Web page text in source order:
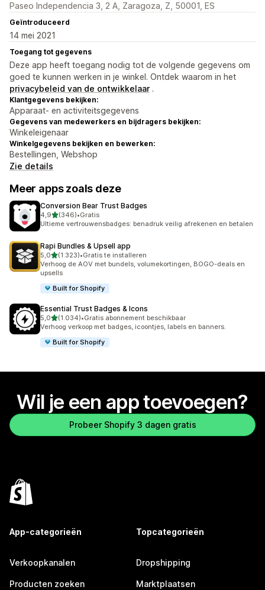
Paseo Independencia 3, 2 A, Zaragoza, Z, 50001, ES
Geïntroduceerd
14 mei 2021
Toegang tot gegevens
Deze app heeft toegang nodig tot de volgende gegevens om
goed te kunnen werken in je winkel. Ontdek waarom in het
privacybeleid van de ontwikkelaar .
Klantgegevens bekijken:
Apparaat- en activiteitsgegevens
Gegevens van medewerkers en bijdragers bekijken:
Winkeleigenaar
Winkelgegevens bekijken en bewerken:
Bestellingen, Webshop
Zie details
Meer apps zoals deze
Conversion Bear Trust Badges
4,9van 5 sterren
(346)
346 recensies in totaal
•Gratis
Ultieme vertrouwensbadges: benadruk veilig afrekenen en betalen
Rapi Bundles & Upsell app
5,0van 5 sterren
(1.323)
1323 recensies in totaal
•Gratis te installeren
Verhoog de AOV met bundels, volumekortingen, BOGO-deals en
upsells
Built for Shopify
Essential Trust Badges & Icons
5,0van 5 sterren
(1.034)
1034 recensies in totaal
•Gratis abonnement beschikbaar
Verhoog verkoop met badges, icoontjes, labels en banners.
Built for Shopify
Wil je een app toevoegen?
Probeer Shopify 3 dagen gratis
App-categorieën
Verkoopkanalen
Producten zoeken
Topcategorieën
Dropshipping
Marktplaatsen